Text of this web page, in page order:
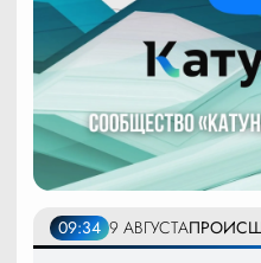
09:34 9 АВГУСТА